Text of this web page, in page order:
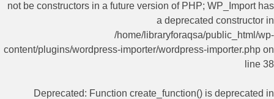
not be constructors in a future version of PHP; WP_Import has
a deprecated constructor in
/home/libraryforaqsa/public_html/wp-
content/plugins/wordpress-importer/wordpress-importer.php on
line 38
Deprecated: Function create_function() is deprecated in